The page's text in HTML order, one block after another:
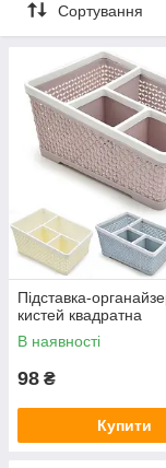
Сортування
Підставка-
кистей квадратна
В наявності
98 ₴
Купити